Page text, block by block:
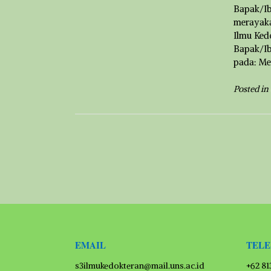
Bapak/
Ilmu
Bapak/
pada:
Posted in
EMAIL
s3ilmukedokteran@mail.uns.ac.id +62